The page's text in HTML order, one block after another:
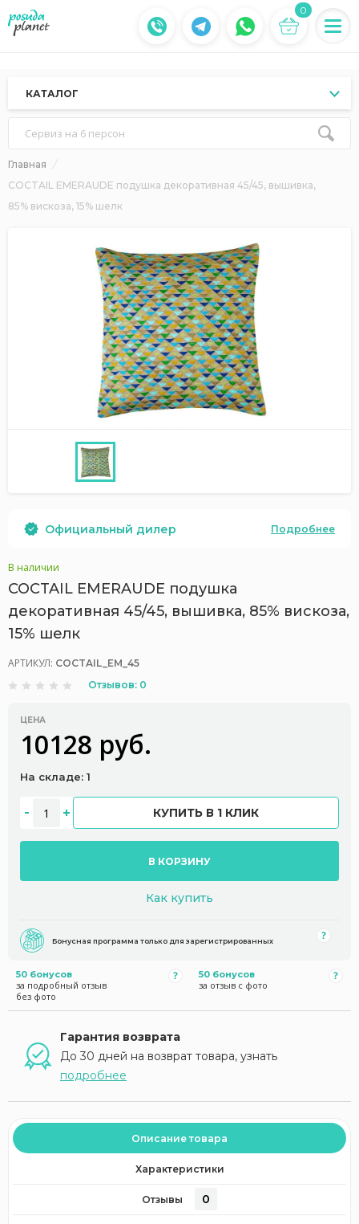
0
КАТАЛОГ
Сервиз на 6 персон
Главная
COCTAIL EMERAUDE подушка декоративная 45/45, вышивка,
85% вискоза, 15% шелк
Официальный дилер Подробнее
В наличии
COCTAIL EMERAUDE подушка
декоративная 45/45, вышивка, 85% вискоза,
15% шелк
АРТИКУЛ: COCTAIL_EM_45
Отзывов: 0
ЦЕНА
10128 руб.
На складе: 1
КУПИТЬ В 1 КЛИК
В КОРЗИНУ
Как купить
Бонусная программа только для зарегистрированных
50 бонусов
за подробный отзыв
без фото
50 бонусов
за отзыв с фото
Гарантия возврата
До 30 дней на возврат товара, узнать
подробнее
Описание товара
Характеристики
Отзывы 0